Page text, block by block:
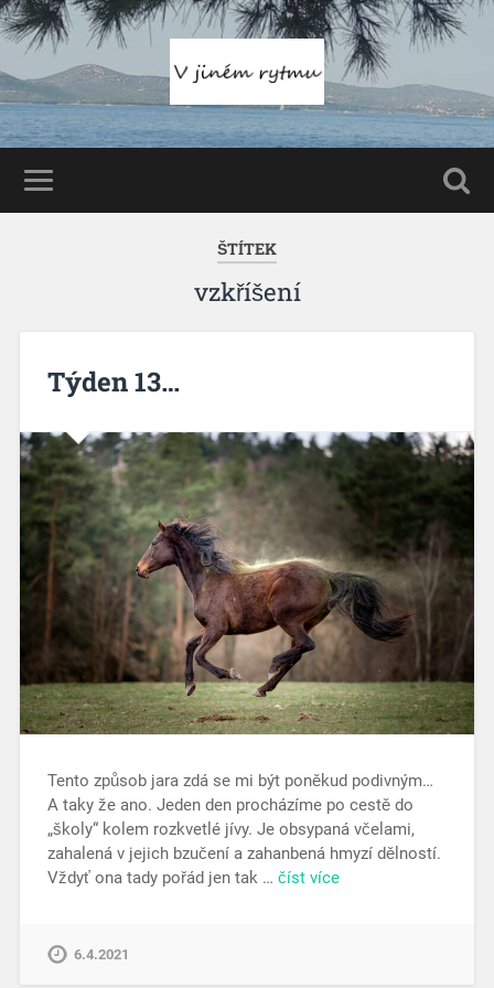
ŠTÍTEK
vzkříšení
Týden 13…
Tento způsob jara zdá se mi být poněkud podivným…
A taky že ano. Jeden den procházíme po cestě do
„školy“ kolem rozkvetlé jívy. Je obsypaná včelami,
zahalená v jejich bzučení a zahanbená hmyzí dělností.
Vždyť ona tady pořád jen tak … číst více
6.4.2021